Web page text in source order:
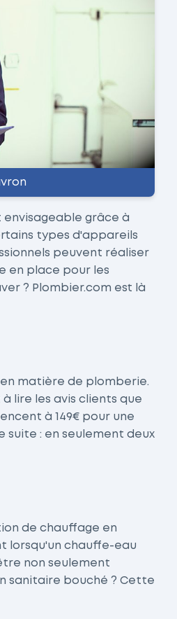
envisageable grâce à
types d'appareils
peuvent réaliser
en place pour les
? Plombier.com est là
matière de plomberie.
lire les avis clients que
à 149€ pour une
: en seulement deux
de chauffage en
lorsqu'un chauffe-eau
non seulement
sanitaire bouché ? Cette